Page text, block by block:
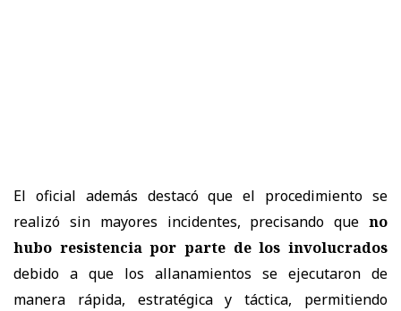
El oficial además destacó que el procedimiento se
realizó sin mayores incidentes, precisando que no
hubo resistencia por parte de los involucrados
debido a que los allanamientos se ejecutaron de
manera rápida, estratégica y táctica, permitiendo